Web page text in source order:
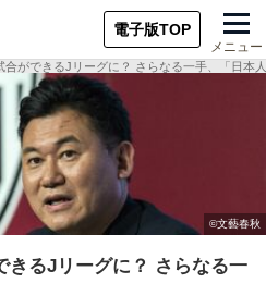
電子版TOP
メニュー
合ができるJリーグに？ さらなる一手、「日本
きるJリーグに？ さらなる一